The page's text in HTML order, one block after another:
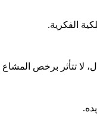
لا تتأثر برخص المشاع